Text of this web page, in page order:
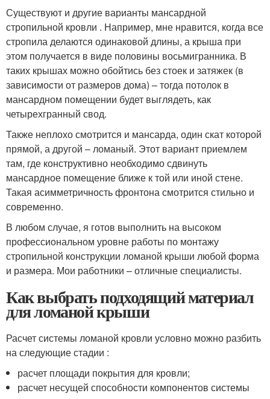
Существуют и другие варианты мансардной
стропильной кровли . Например, мне нравится, когда все
стропила делаются одинаковой длины, а крыша при
этом получается в виде половины восьмигранника. В
таких крышах можно обойтись без стоек и затяжек (в
зависимости от размеров дома) – тогда потолок в
мансардном помещении будет выглядеть, как
четырехгранный свод.
Также неплохо смотрится и мансарда, один скат которой
прямой, а другой – ломаный. Этот вариант приемлем
там, где конструктивно необходимо сдвинуть
мансардное помещение ближе к той или иной стене.
Такая асимметричность фронтона смотрится стильно и
современно.
В любом случае, я готов выполнить на высоком
профессиональном уровне работы по монтажу
стропильной конструкции ломаной крыши любой форма
и размера. Мои работники – отличные специалисты.
Как выбрать подходящий материал
для ломаной крыши
Расчет системы ломаной кровли условно можно разбить
на следующие стадии :
расчет площади покрытия для кровли;
расчет несущей способности компонентов системы